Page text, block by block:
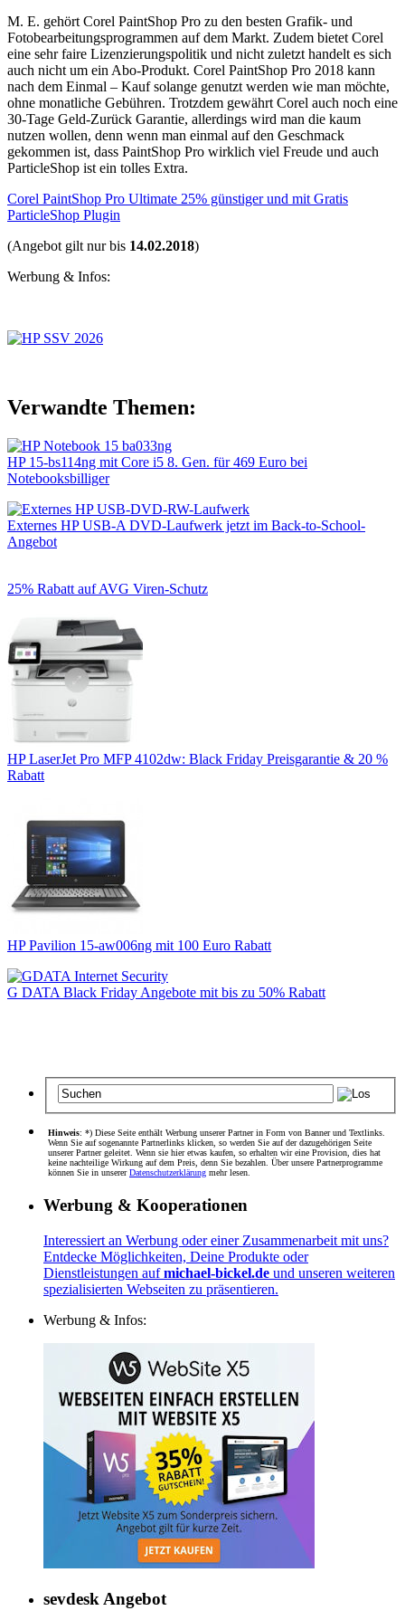
M. E. gehört Corel PaintShop Pro zu den besten Grafik- und
Fotobearbeitungsprogrammen auf dem Markt. Zudem bietet Corel
eine sehr faire Lizenzierungspolitik und nicht zuletzt handelt es sich
auch nicht um ein Abo-Produkt. Corel PaintShop Pro 2018 kann
nach dem Einmal – Kauf solange genutzt werden wie man möchte,
ohne monatliche Gebühren. Trotzdem gewährt Corel auch noch eine
30-Tage Geld-Zurück Garantie, allerdings wird man die kaum
nutzen wollen, denn wenn man einmal auf den Geschmack
gekommen ist, dass PaintShop Pro wirklich viel Freude und auch
ParticleShop ist ein tolles Extra.
Corel PaintShop Pro Ultimate 25% günstiger und mit Gratis
ParticleShop Plugin
(Angebot gilt nur bis 14.02.2018)
Werbung & Infos:
Verwandte Themen:
HP 15-bs114ng mit Core i5 8. Gen. für 469 Euro bei
Notebooksbilliger
Externes HP USB-A DVD-Laufwerk jetzt im Back-to-School-
Angebot
25% Rabatt auf AVG Viren-Schutz
HP LaserJet Pro MFP 4102dw: Black Friday Preisgarantie & 20 %
Rabatt
HP Pavilion 15-aw006ng mit 100 Euro Rabatt
G DATA Black Friday Angebote mit bis zu 50% Rabatt
Hinweis: *) Diese Seite enthält Werbung unserer Partner in Form von Banner und Textlinks.
Wenn Sie auf sogenannte Partnerlinks klicken, so werden Sie auf der dazugehörigen Seite
unserer Partner geleitet. Wenn sie hier etwas kaufen, so erhalten wir eine Provision, dies hat
keine nachteilige Wirkung auf dem Preis, denn Sie bezahlen. Über unsere Partnerprogramme
können Sie in unsererDatenschutzerklärung mehr lesen.
Werbung & Kooperationen
Interessiert an Werbung oder einer Zusammenarbeit mit uns?
Entdecke Möglichkeiten, Deine Produkte oder
Dienstleistungen aufmichael-bickel.de und unseren weiteren
spezialisierten Webseiten zu präsentieren.
Werbung & Infos:
sevdesk Angebot